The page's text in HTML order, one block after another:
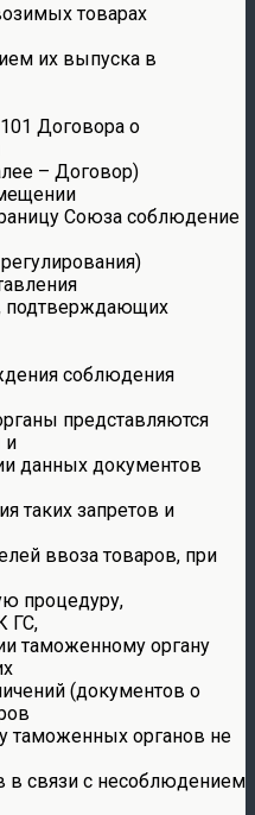
товарах
их выпуска в
Договора о
– Договор)
Союза соблюдение
подтверждающих
соблюдения
представляются
и
данных документов
таких запретов и
ввоза товаров, при
процедуру,
ГС,
таможенному органу
(документов о
таможенных органов не
в связи с несоблюдением